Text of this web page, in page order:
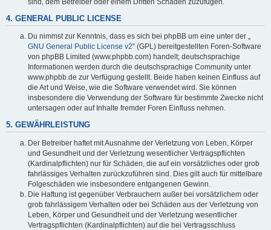
4. GENERAL PUBLIC LICENSE
Du nimmst zur Kenntnis, dass es sich bei phpBB um eine unter der „
GNU General Public License v2“ (GPL) bereitgestellten Foren-Software
von phpBB Limited (www.phpbb.com) handelt; deutschsprachige
Informationen werden durch die deutschsprachige Community unter
www.phpbb.de zur Verfügung gestellt. Beide haben keinen Einfluss auf
die Art und Weise, wie die Software verwendet wird. Sie können
insbesondere die Verwendung der Software für bestimmte Zwecke nicht
untersagen oder auf Inhalte fremder Foren Einfluss nehmen.
5. GEWÄHRLEISTUNG
Der Betreiber haftet mit Ausnahme der Verletzung von Leben, Körper
und Gesundheit und der Verletzung wesentlicher Vertragspflichten
(Kardinalpflichten) nur für Schäden, die auf ein vorsätzliches oder grob
fahrlässiges Verhalten zurückzuführen sind. Dies gilt auch für mittelbare
Folgeschäden wie insbesondere entgangenen Gewinn.
Die Haftung ist gegenüber Verbrauchern außer bei vorsätzlichem oder
grob fahrlässigem Verhalten oder bei Schäden aus der Verletzung von
Leben, Körper und Gesundheit und der Verletzung wesentlicher
Vertragspflichten (Kardinalpflichten) auf die bei Vertragsschluss